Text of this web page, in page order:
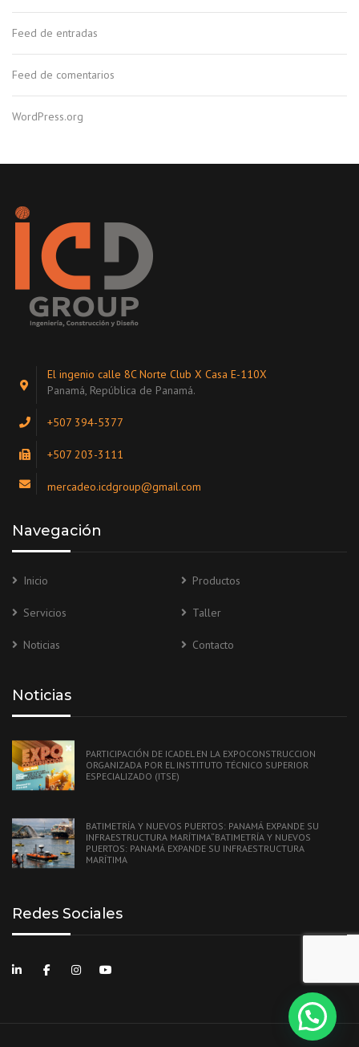
Feed de entradas
Feed de comentarios
WordPress.org
El ingenio calle 8C Norte Club X Casa E-110X
Panamá, República de Panamá.
+507 394-5377
+507 203-3111
mercadeo.icdgroup@gmail.com
Navegación
Inicio Productos
Servicios Taller
Noticias Contacto
Noticias
PARTICIPACIÓN DE ICADEL EN LA EXPOCONSTRUCCION
ORGANIZADA POR EL INSTITUTO TÉCNICO SUPERIOR
ESPECIALIZADO (ITSE)
BATIMETRÍA Y NUEVOS PUERTOS: PANAMÁ EXPANDE SU
INFRAESTRUCTURA MARÍTIMA“BATIMETRÍA Y NUEVOS
PUERTOS: PANAMÁ EXPANDE SU INFRAESTRUCTURA
MARÍTIMA
Redes Sociales